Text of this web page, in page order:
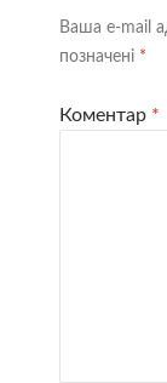
Ваша e-mail
позначені *
Коментар *